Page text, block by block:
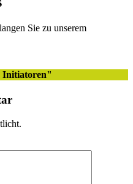
Sie zu unserem
Initiatoren"